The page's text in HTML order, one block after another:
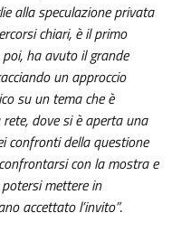
alla speculazione privata
chiari, è il primo
ha avuto il grande
un approccio
su un tema che è
dove si è aperta una
confronti della questione
con la mostra e
mettere in
accettato l’invito”.